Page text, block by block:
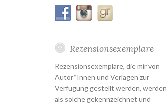
Rezensionsexemplare
Rezensionsexemplare, die mir von
Autor*Innen und Verlagen zur
Verfügung gestellt werden, werden
als solche gekennzeichnet und